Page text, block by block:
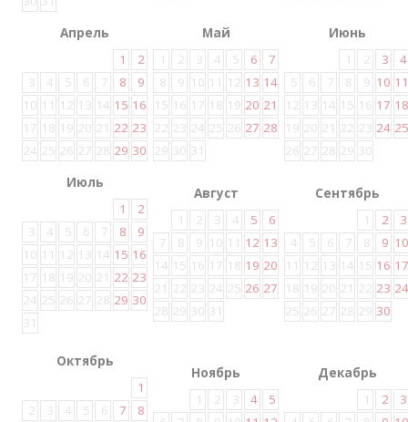
Апрель
1
2
3
4 5 6 7 8
9
10 11 12 13 14 15 16
17 18 19 20 21 22 23
24 25 26 27 28 29 30
Май
1
2 3 4 5 6
7
8
9 10 11 12 13 14
15 16 17 18 19 20 21
22 23 24 25 26 27 28
29 30 31
Июнь
1
2 3
4
5
6 7 8 9 10 11
12 13 14 15 16 17 18
19 20 21 22 23 24 25
26 27 28 29 30
Июль
1
2
3
4 5 6 7 8
9
10 11 12 13 14 15 16
17 18 19 20 21 22 23
24 25 26 27 28 29 30
31
Август
1
2 3 4 5
6
7
8 9 10 11 12 13
14 15 16 17 18 19 20
21 22 23 24 25 26 27
28 29 30 31
Сентябрь
1
2
3
4
5 6 7 8 9 10
11 12 13 14 15 16 17
18 19 20 21 22 23 24
25 26 27 28 29 30
Октябрь
1
2
3 4 5 6 7 8
Ноябрь
1
2 3 4
5
Декабрь
1
2
3